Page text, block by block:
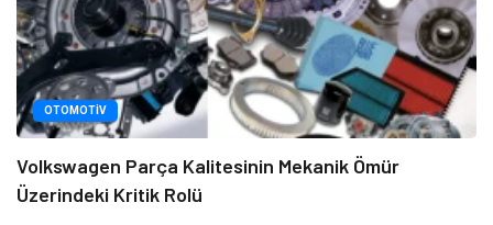
OTOMOTIV
Volkswagen Parça Kalitesinin Mekanik Ömür
Üzerindeki Kritik Rolü